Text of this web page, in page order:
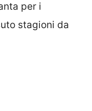
per i
stagioni da